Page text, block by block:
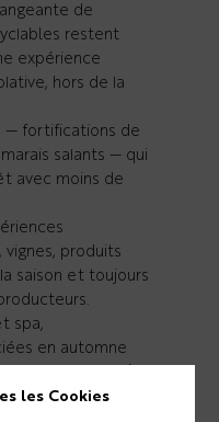
de
restent
expérience
hors de la
— fortifications de
salants — qui
avec moins de
vignes, produits
saison et toujours
spa,
en automne
les Cookies